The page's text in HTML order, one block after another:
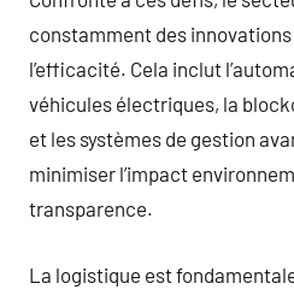
constamment des
l’efficacité. Cela inclut
véhicules électriques, la
et les systèmes de gestion
minimiser l’impact
transparence.
La logistique est